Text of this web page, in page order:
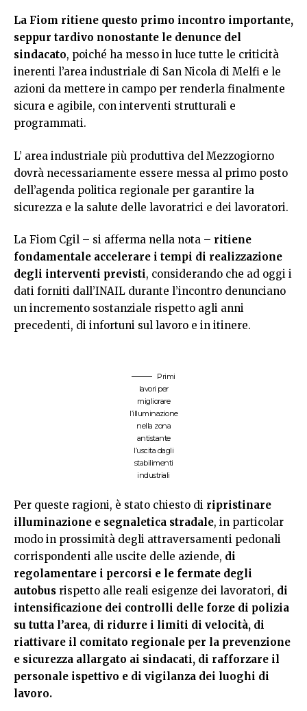
La Fiom ritiene questo primo incontro importante,
seppur tardivo nonostante le denunce del
sindacato, poiché ha messo in luce tutte le criticità
inerenti l’area industriale di San Nicola di Melfi e le
azioni da mettere in campo per renderla finalmente
sicura e agibile, con interventi strutturali e
programmati.
L’ area industriale più produttiva del Mezzogiorno
dovrà necessariamente essere messa al primo posto
dell’agenda politica regionale per garantire la
sicurezza e la salute delle lavoratrici e dei lavoratori.
La Fiom Cgil – si afferma nella nota – ritiene
fondamentale accelerare i tempi di realizzazione
degli interventi previsti, considerando che ad oggi i
dati forniti dall’INAIL durante l’incontro denunciano
un incremento sostanziale rispetto agli anni
precedenti, di infortuni sul lavoro e in itinere.
Primi
lavori per
migliorare
l’illuminazione
nella zona
antistante
l’uscita dagli
stabilimenti
industriali
Per queste ragioni, è stato chiesto di ripristinare
illuminazione e segnaletica stradale, in particolar
modo in prossimità degli attraversamenti pedonali
corrispondenti alle uscite delle aziende, di
regolamentare i percorsi e le fermate degli
autobus rispetto alle reali esigenze dei lavoratori, di
intensificazione dei controlli delle forze di polizia
su tutta l’area, di ridurre i limiti di velocità, di
riattivare il comitato regionale per la prevenzione
e sicurezza allargato ai sindacati, di rafforzare il
personale ispettivo e di vigilanza dei luoghi di
lavoro.